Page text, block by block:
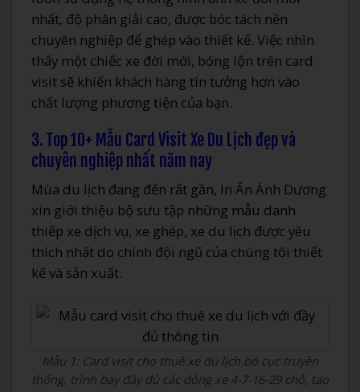
nhất, độ phân giải cao, được bóc tách nền
chuyên nghiệp để ghép vào thiết kế. Việc nhìn
thấy một chiếc xe đời mới, bóng lộn trên card
visit sẽ khiến khách hàng tin tưởng hơn vào
chất lượng phương tiện của bạn.
3. Top 10+ Mẫu Card Visit Xe Du Lịch đẹp và
chuyên nghiệp nhất năm nay
Mùa du lịch đang đến rất gần, In Ấn Ánh Dương
xin giới thiệu bộ sưu tập những mẫu danh
thiếp xe dịch vụ, xe ghép, xe du lịch được yêu
thích nhất do chính đội ngũ của chúng tôi thiết
kế và sản xuất.
Mẫu 1: Card visit cho thuê xe du lịch bố cục truyền
thống, trình bày đầy đủ các dòng xe 4-7-16-29 chỗ, tạo